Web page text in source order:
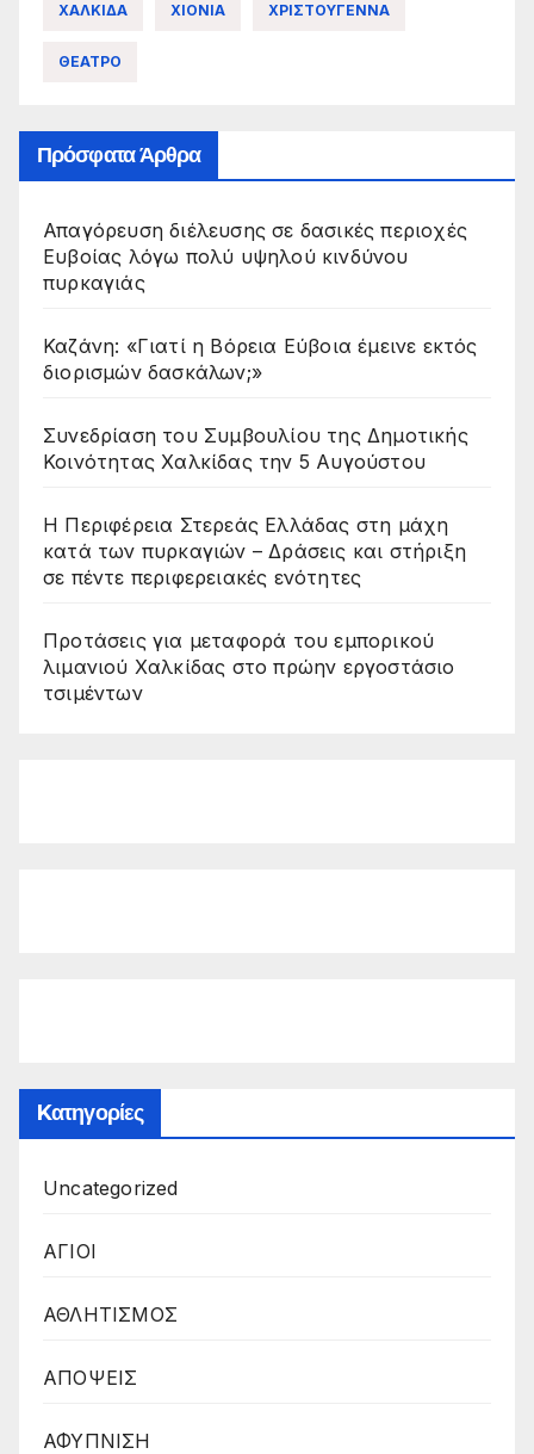
ΧΑΛΚΙΔΑ ΧΙΟΝΙΑ ΧΡΙΣΤΟΥΓΕΝΝΑ
ΘΕΑΤΡΟ
Πρόσφατα Άρθρα
Απαγόρευση διέλευσης σε δασικές περιοχές
Ευβοίας λόγω πολύ υψηλού κινδύνου
πυρκαγιάς
Καζάνη: «Γιατί η Βόρεια Εύβοια έμεινε εκτός
διορισμών δασκάλων;»
Συνεδρίαση του Συμβουλίου της Δημοτικής
Κοινότητας Χαλκίδας την 5 Αυγούστου
Η Περιφέρεια Στερεάς Ελλάδας στη μάχη
κατά των πυρκαγιών – Δράσεις και στήριξη
σε πέντε περιφερειακές ενότητες
Προτάσεις για μεταφορά του εμπορικού
λιμανιού Χαλκίδας στο πρώην εργοστάσιο
τσιμέντων
Kατηγορίες
Uncategorized
ΑΓΙΟΙ
ΑΘΛΗΤΙΣΜΟΣ
ΑΠΟΨΕΙΣ
ΑΦΥΠΝΙΣΗ